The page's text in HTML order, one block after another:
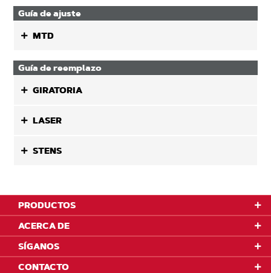
Guía de ajuste
MTD
Guía de reemplazo
GIRATORIA
LASER
STENS
PRODUCTOS
ACERCA DE
SÍGANOS
CONTACTO